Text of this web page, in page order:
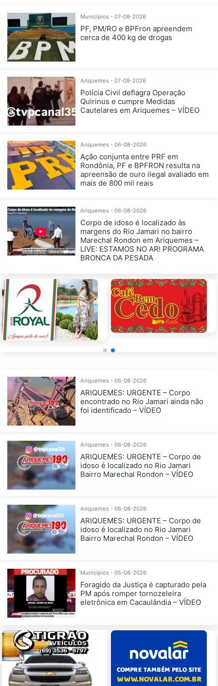
Municípios - 07-08-2026
PF, PM/RO e BPFron apreendem
cerca de 400 kg de drogas
Ariquemes - 07-08-2026
Polícia Civil deflagra Operação
Quirinus e cumpre Medidas
Cautelares em Ariquemes – VÍDEO
Ariquemes - 06-08-2026
Ação conjunta entre PRF em
Rondônia, PF e BPFRON resulta na
apreensão de ouro ilegal avaliado em
mais de 800 mil reais
Ariquemes - 06-08-2026
Corpo de idoso é localizado às
margens do Rio Jamari no bairro
Marechal Rondon em Ariquemes –
LIVE: ESTAMOS NO AR! PROGRAMA
BRONCA DA PESADA
Ariquemes - 06-08-2026
ARIQUEMES: URGENTE – Corpo
encontrado no Rio Jamari ainda não
foi identificado – VÍDEO
Ariquemes - 06-08-2026
ARIQUEMES: URGENTE – Corpo de
idoso é localizado no Rio Jamari
Bairro Marechal Rondon – VÍDEO
Ariquemes - 06-08-2026
ARIQUEMES: URGENTE – Corpo de
idoso é localizado no Rio Jamari
Bairro Marechal Rondon – VÍDEO
Municípios - 05-08-2026
Foragido da Justiça é capturado pela
PM após romper tornozeleira
eletrônica em Cacaulândia – VÍDEO